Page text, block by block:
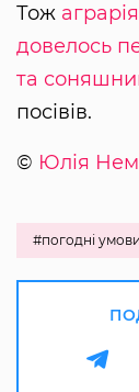
Тож
довелось
та
посівів.
© Юлія
#погодні умови